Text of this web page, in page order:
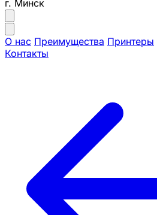
г. Минск
О нас Преимущества Принтеры
Контакты